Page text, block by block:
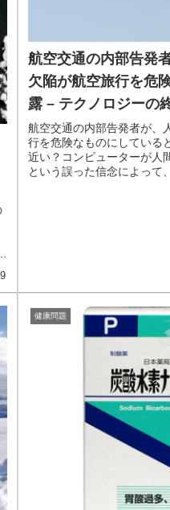
航空交通の内部告発
欠陥が航空旅行を危
露 – テクノロジーの
航空交通の内部告発者が、
行を危険なものにしている
近い？コンピューターが人
という誤った信念によって
健康問題